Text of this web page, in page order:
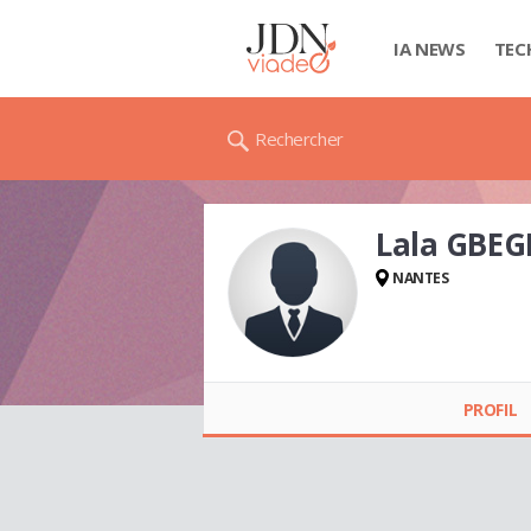
IA NEWS
Rechercher
Lala
NANTES
PROFIL